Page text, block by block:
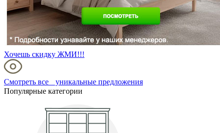
Хочешь скидку ЖМИ!!!
Смотреть все уникальные предложения
Популярные категории